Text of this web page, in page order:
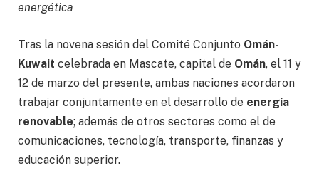
energética
Tras la novena sesión del Comité Conjunto Omán-
Kuwait celebrada en Mascate, capital de Omán, el 11 y
12 de marzo del presente, ambas naciones acordaron
trabajar conjuntamente en el desarrollo de energía
renovable; además de otros sectores como el de
comunicaciones, tecnología, transporte, finanzas y
educación superior.